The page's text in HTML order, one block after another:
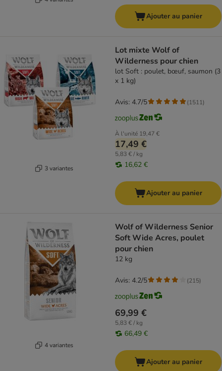
Ajouter au panier
3 variantes
Lot mixte Wolf of
Wilderness pour chien
lot Soft : poulet, bœuf, saumon (3
x 1 kg)
À l'unité 19,47 €
17,49 €
5,83 € / kg
16,62 €
Avis: 4.7/5 (1511)
Ajouter au panier
4 variantes
Wolf of Wilderness Senior
Soft Wide Acres, poulet
pour chien
12 kg
69,99 €
5,83 € / kg
66,49 €
Avis: 4.2/5 (215)
Ajouter au panier